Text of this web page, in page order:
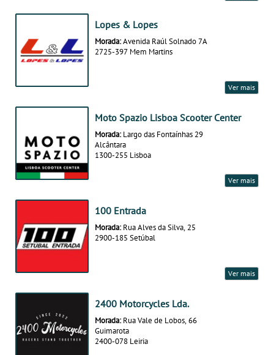
Lopes & Lopes
Morada:Avenida Raúl Solnado 7A
2725-397 Mem Martins
Ver mais
Moto Spazio Lisboa Scooter Center
Morada: Largo das Fontaínhas 29
Alcântara
1300-255 Lisboa
Ver mais
100 Entrada
Morada: Rua Alves da Silva, 25
2900-185 Setúbal
Ver mais
2400 Motorcycles Lda.
Morada: Rua Vale de Lobos, 66
Guimarota
2400-078 Leiria